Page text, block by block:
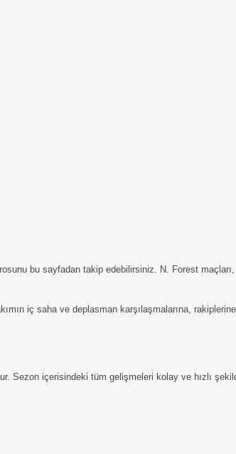
bu sayfadan takip edebilirsiniz. N. Forest maçları,
iç saha ve deplasman karşılaşmalarına,
Sezon içerisindeki tüm gelişmeleri kolay ve hızlı